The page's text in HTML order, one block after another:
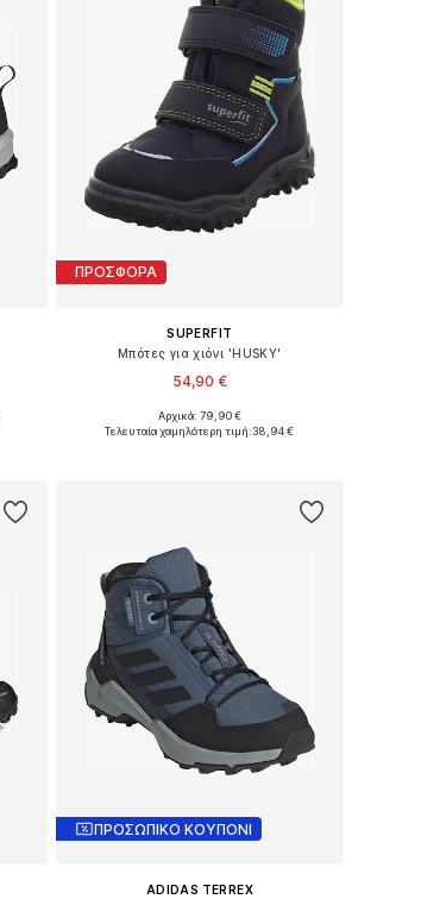
ΠΡΟΣΦΟΡΑ
SUPERFIT
Μπότες για χιόνι 'HUSKY'
54,90 €
+3
Διαθέσιμο σε πολλά μεγέθη
Αρχικά: 79,90 €
Τελευταία χαμηλότερη τιμή:38,94 €
ΠΡΟΣΩΠΙΚΟ ΚΟΥΠΟΝΙ
ADIDAS TERREX